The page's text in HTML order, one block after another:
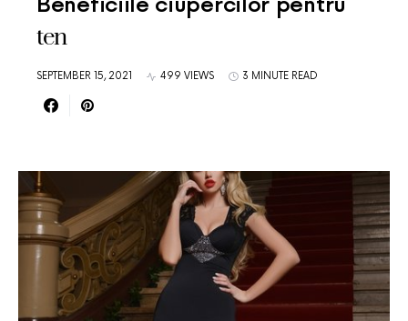
ten
SEPTEMBER 15, 2021 499 VIEWS 3 MINUTE READ